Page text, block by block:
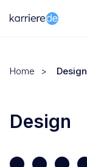
Home > Design
Design